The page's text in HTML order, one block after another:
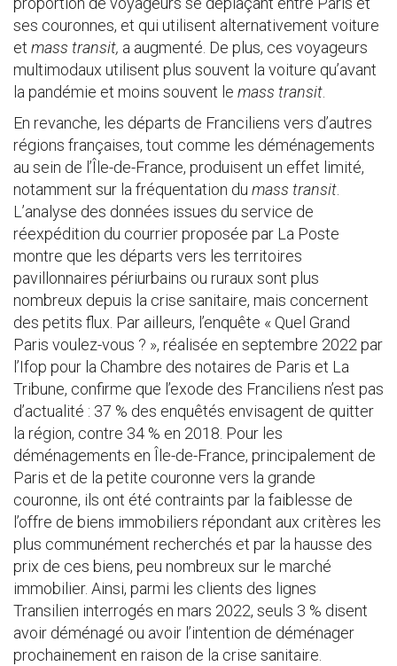
ses couronnes, et qui utilisent alternativement voiture
et mass transit, a augmenté. De plus, ces voyageurs
multimodaux utilisent plus souvent la voiture qu’avant
la pandémie et moins souvent le mass transit
En revanche, les départs de Franciliens vers d’autres
régions françaises, tout comme les déménagements
au sein de l’Île-de-France, produisent un effet limité,
notamment sur la fréquentation du mass transit
L’analyse des données issues du service de
réexpédition du courrier proposée par La Poste
montre que les départs vers les territoires
pavillonnaires périurbains ou ruraux sont plus
nombreux depuis la crise sanitaire, mais concernent
des petits flux. Par ailleurs, l’enquête « Quel Grand
Paris voulez-vous ? », réalisée en septembre 2022 par
l’Ifop pour la Chambre des notaires de Paris et La
Tribune, confirme que l’exode des Franciliens n’est pas
d’actualité : 37 % des enquêtés envisagent de quitter
la région, contre 34 % en 2018. Pour les
déménagements en Île-de-France, principalement de
Paris et de la petite couronne vers la grande
couronne, ils ont été contraints par la faiblesse de
l’offre de biens immobiliers répondant aux critères les
plus communément recherchés et par la hausse des
prix de ces biens, peu nombreux sur le marché
immobilier. Ainsi, parmi les clients des lignes
Transilien interrogés en mars 2022, seuls 3 % disent
avoir déménagé ou avoir l’intention de déménager
prochainement en raison de la crise sanitaire.